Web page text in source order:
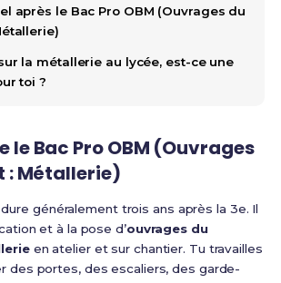
après le Bac Pro OBM (Ouvrages du
la métallerie au lycée, est-ce une
toi ?
le Bac Pro OBM (Ouvrages
: Métallerie)
dure généralement trois ans après la 3e. Il
et à la pose d’ouvrages du
en atelier et sur chantier. Tu travailles
des portes, des escaliers, des garde-